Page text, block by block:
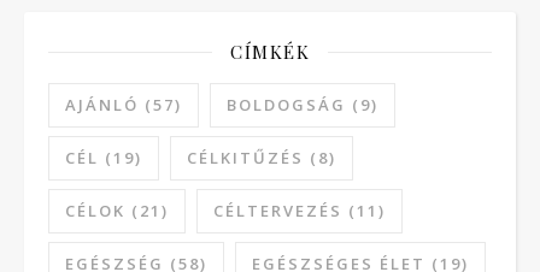
CÍMKÉK
AJÁNLÓ (57) BOLDOGSÁG (9)
CÉL (19) CÉLKITŰZÉS (8)
CÉLOK (21) CÉLTERVEZÉS (11)
EGÉSZSÉG (58) EGÉSZSÉGES ÉLET (19)